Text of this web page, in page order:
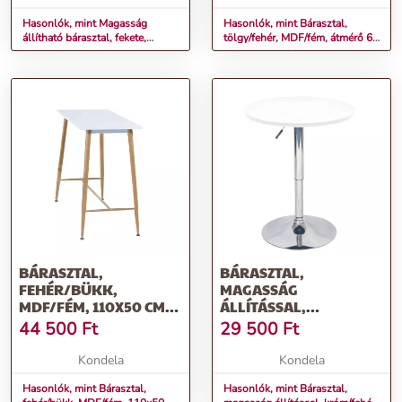
Hasonlók, mint Magasság
állítható bárasztal, fekete,
57x84-110 cm, FLORIAN
Hasonlók, mint Bárasztal,
tölgy/fehér, MDF/fém, átmérő 60
cm, HARLOV
BÁRASZTAL,
FEHÉR/BÜKK,
MDF/FÉM, 110X50 CM,
DORTON
44 500 Ft
Kondela
Hasonlók, mint Bárasztal,
BÁRASZTAL,
MAGASSÁG
ÁLLÍTÁSSAL,
KRÓM/FEHÉR, ÁTMÉRŐ
60 CM, BRANY 2 NEW
29 500 Ft
Kondela
Hasonlók, mint Bárasztal,